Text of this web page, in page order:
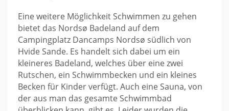
Eine weitere Möglichkeit Schwimmen zu gehen
bietet das Nordsø Badeland auf dem
Campingplatz Dancamps Nordsø südlich von
Hvide Sande. Es handelt sich dabei um ein
kleineres Badeland, welches über eine zwei
Rutschen, ein Schwimmbecken und ein kleines
Becken für Kinder verfügt. Auch eine Sauna, von
der aus man das gesamte Schwimmbad